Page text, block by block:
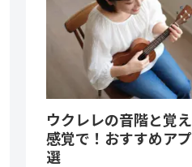
ウクレレの音階と覚
感覚で！おすすめア
選